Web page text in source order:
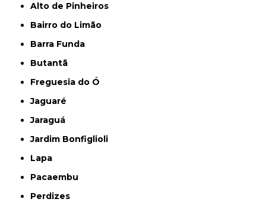
Alto de Pinheiros
Bairro do Limão
Barra Funda
Butantã
Freguesia do Ó
Jaguaré
Jaraguá
Jardim Bonfiglioli
Lapa
Pacaembu
Perdizes